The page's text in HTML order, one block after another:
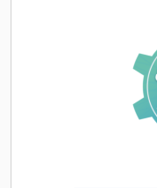
χειροκίνητο τρόπο. Οι
σταματούν μέσω
ανατροπέας παλετών
Ο ανατροπέας στοιβών
κουμπιών ελέγχου στο
/ Ελάχιστο: 320mm
χειρισμός. Dwsdpfxey